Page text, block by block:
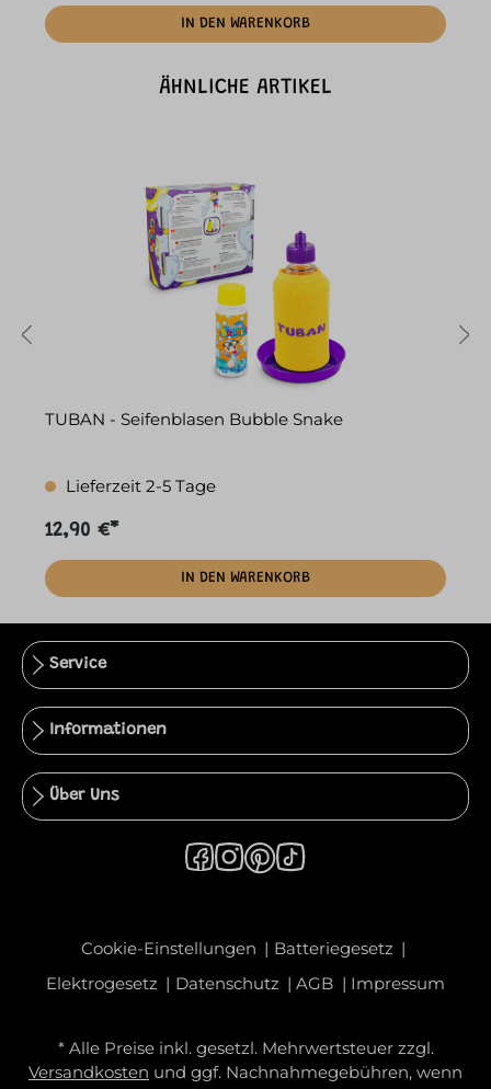
IN DEN WARENKORB
ÄHNLICHE ARTIKEL
TUBAN - Seifenblasen Bubble Snake
Lieferzeit 2-5 Tage
12,90 €*
IN DEN WARENKORB
Service
Informationen
Über Uns
Cookie-Einstellungen
Batteriegesetz
Elektrogesetz
Datenschutz AGB Impressum
* Alle Preise inkl. gesetzl. Mehrwertsteuer zzgl.
Versandkosten und ggf. Nachnahmegebühren, wenn